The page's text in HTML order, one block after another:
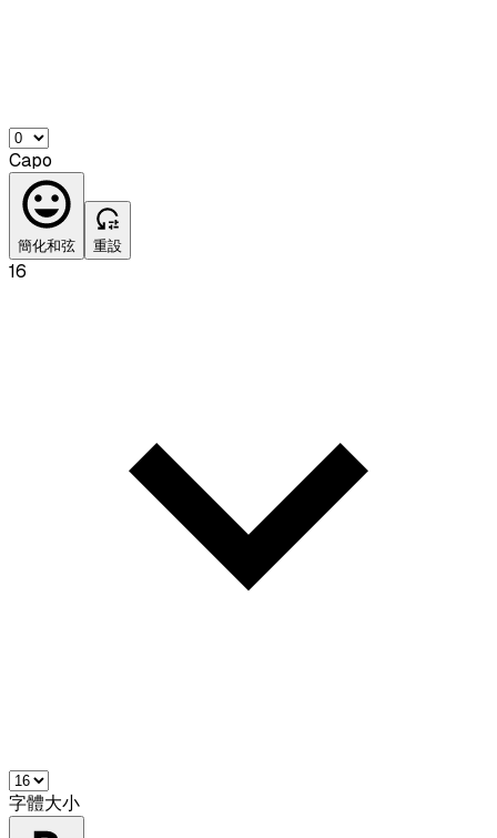
Capo
簡化和弦 重設
16
字體大小